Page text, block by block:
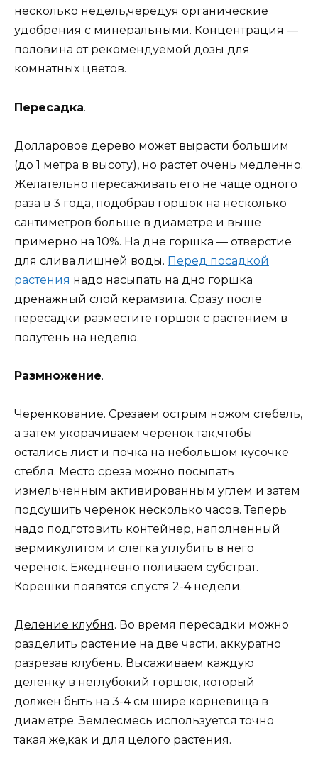
несколько недель,чередуя органические
удобрения с минеральными. Концентрация —
половина от рекомендуемой дозы для
комнатных цветов.
Пересадка.
Долларовое дерево может вырасти большим
(до 1 метра в высоту), но растет очень медленно.
Желательно пересаживать его не чаще одного
раза в 3 года, подобрав горшок на несколько
сантиметров больше в диаметре и выше
примерно на 10%. На дне горшка — отверстие
для слива лишней воды. Перед посадкой
растения надо насыпать на дно горшка
дренажный слой керамзита. Сразу после
пересадки разместите горшок с растением в
полутень на неделю.
Размножение.
Черенкование. Срезаем острым ножом стебель,
а затем укорачиваем черенок так,чтобы
остались лист и почка на небольшом кусочке
стебля. Место среза можно посыпать
измельченным активированным углем и затем
подсушить черенок несколько часов. Теперь
надо подготовить контейнер, наполненный
вермикулитом и слегка углубить в него
черенок. Ежедневно поливаем субстрат.
Корешки появятся спустя 2-4 недели.
Деление клубня. Во время пересадки можно
разделить растение на две части, аккуратно
разрезав клубень. Высаживаем каждую
делёнку в неглубокий горшок, который
должен быть на 3-4 см шире корневища в
диаметре. Землесмесь используется точно
такая же,как и для целого растения.